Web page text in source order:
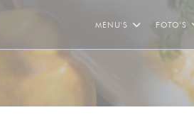
MENU'S FOTO'S